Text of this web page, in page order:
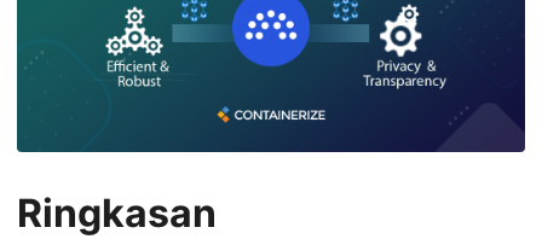
Ringkasan